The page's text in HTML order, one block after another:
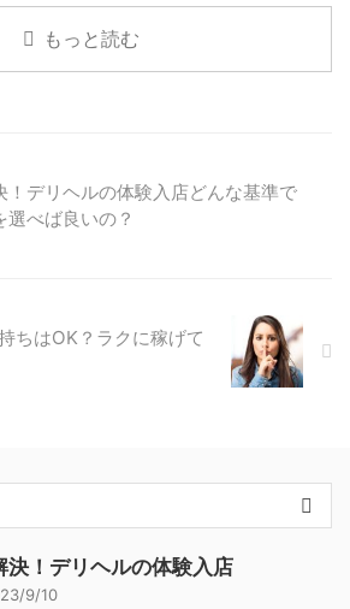
ば、パ
！と思
払っ
...
たしかに普通のデリヘルと何が違
うのか、どんな特徴があるのか気
りある富裕層が中心だから、ガッ
ツく人 ...
るお
、本業
い！」
！」
多いか
、働い
できれ
ころ ...
もっと読む
！デリヘルの体験入店どんな基準で
選べば良いの？
ちはOK？ラクに稼げて
決！デリヘルの体験入店
9/10